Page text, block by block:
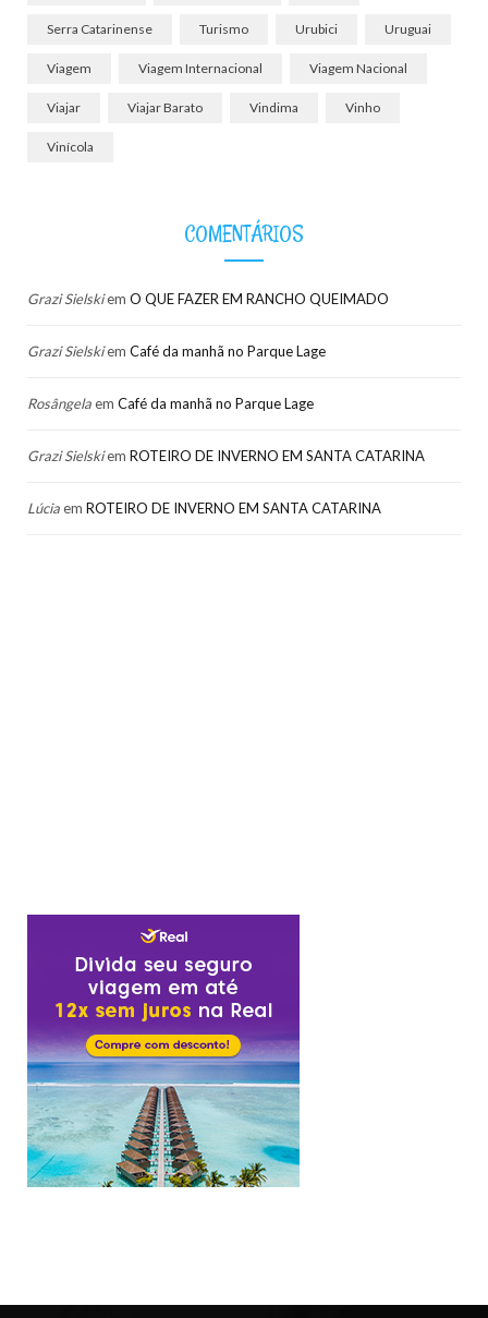
Serra Catarinense Turismo Urubici Uruguai
Viagem Viagem Internacional Viagem Nacional
Viajar Viajar Barato Vindima Vinho
Vinícola
COMENTÁRIOS
Grazi Sielskiem O QUE FAZER EM RANCHO QUEIMADO
Grazi Sielskiem Café da manhã no Parque Lage
Rosângelaem Café da manhã no Parque Lage
Grazi Sielskiem ROTEIRO DE INVERNO EM SANTA CATARINA
Lúciaem ROTEIRO DE INVERNO EM SANTA CATARINA